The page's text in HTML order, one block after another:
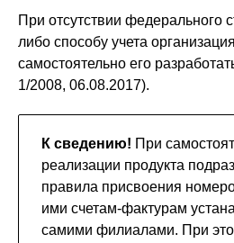
При отсутствии федерального
либо способу учета
самостоятельно его
1/2008, 06.08.2017).
К сведению! При
реализации продукта
правила присвоения
ими счетам-фактурам
самими филиалами. При